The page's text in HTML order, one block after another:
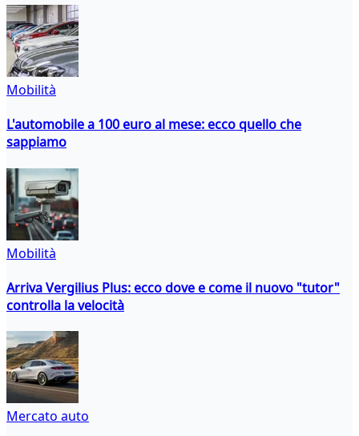
Mobilità
L'automobile a 100 euro al mese: ecco quello che
sappiamo
Mobilità
Arriva Vergilius Plus: ecco dove e come il nuovo "tutor"
controlla la velocità
Mercato auto